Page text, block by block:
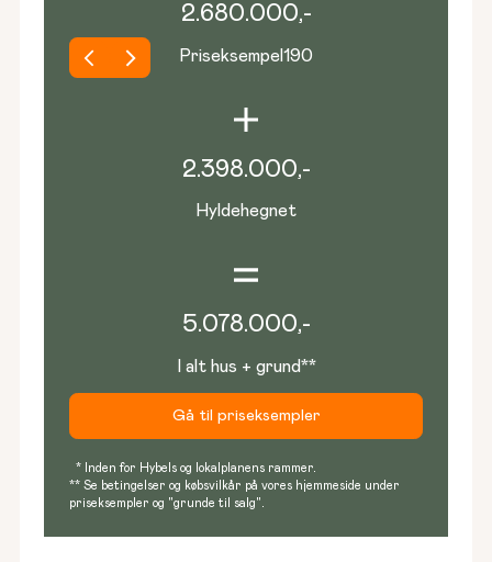
2.680.000,-
Priseksempel 190
2.398.000,-
Hyldehegnet
5.078.000,-
I alt hus + grund**
Gå til priseksempler
* Inden for Hybels og lokalplanens rammer.
** Se betingelser og købsvilkår på vores hjemmeside under
priseksempler og "grunde til salg".